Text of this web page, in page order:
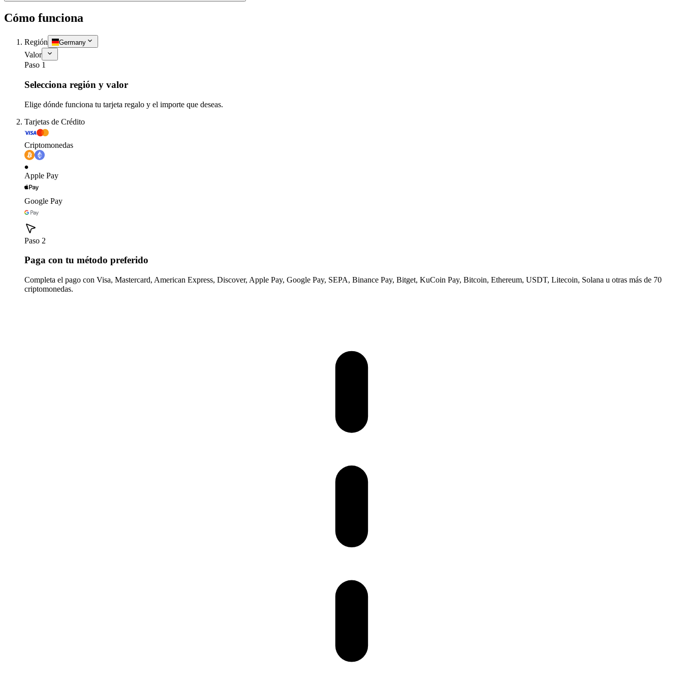
Cómo funciona
Región Germany
Valor
Paso 1
Selecciona región y valor
Elige dónde funciona tu tarjeta regalo y el importe que deseas.
Tarjetas de Crédito
Criptomonedas
Apple Pay
Google Pay
Paso 2
Paga con tu método preferido
Completa el pago con Visa, Mastercard, American Express, Discover, Apple Pay, Google Pay, SEPA, Binance Pay, Bitget, KuCoin Pay, Bitcoin, Ethereum, USDT, Litecoin, Solana u otras más de 70
criptomonedas.